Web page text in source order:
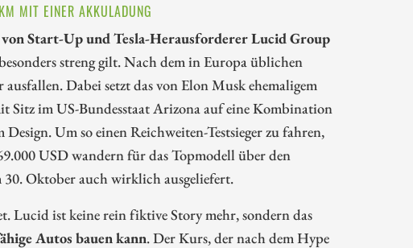
MIT EINER AKKULADUNG
Start-Up und Tesla-Herausforderer Lucid Group
streng gilt. Nach dem in Europa üblichen
Dabei setzt das von Elon Musk ehemaligem
Sitz im US-Bundesstaat Arizona auf eine Kombination
Um so einen Reichweiten-Testsieger zu fahren,
USD wandern für das Topmodell über den
30. Oktober auch wirklich ausgeliefert.
Lucid ist keine rein fiktive Story mehr, sondern das
Autos bauen kann. Der Kurs, der nach dem Hype